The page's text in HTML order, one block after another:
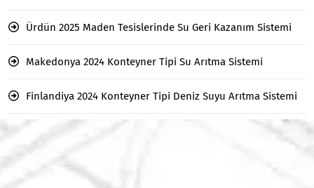
Ürdün 2025 Maden Tesislerinde Su Geri Kazanım Sistemi
Makedonya 2024 Konteyner Tipi Su Arıtma Sistemi
Finlandiya 2024 Konteyner Tipi Deniz Suyu Arıtma Sistemi